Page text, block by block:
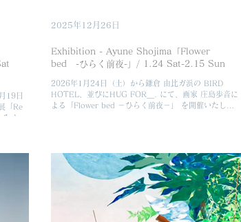
19日
「Re
メデ
らぎと
は、関
コン
Exhibition - Ayune Shojima「Flower
bed -ひらく前夜-」/ 1.24 Sat-2.15 Sun
2026年1月24日（土）から鎌倉 由比ガ浜の BIRD
HOTEL、並びにHUG FOR＿. にて、画家 庄島歩音に
よる「Flower bed －ひらく前夜－」 を開催いたしま
の日のために、ウェルカムスパークリングシャンパン付
きのショートディナーコースを特別にご用意していただ
きました。アートのある空間で自由に感覚をひらく、温
かな時間のはじまりとなれば幸いです。 この機会に皆
さまとお会いできますことを楽しみにお待ちしておりま
す。 ──── Ayune Shojima Statement 野の草花のふ
2025年12月26日